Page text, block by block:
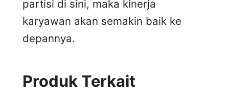
partisi di sini, maka kinerja
karyawan akan semakin baik ke
depannya.
Produk Terkait